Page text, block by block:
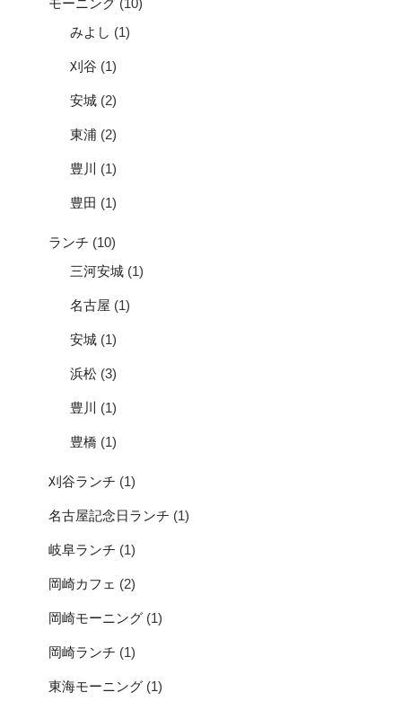
モーニング (10)
みよし (1)
刈谷 (1)
安城 (2)
東浦 (2)
豊川 (1)
豊田 (1)
ランチ (10)
三河安城 (1)
名古屋 (1)
安城 (1)
浜松 (3)
豊川 (1)
豊橋 (1)
刈谷ランチ (1)
名古屋記念日ランチ (1)
岐阜ランチ (1)
岡崎カフェ (2)
岡崎モーニング (1)
岡崎ランチ (1)
東海モーニング (1)